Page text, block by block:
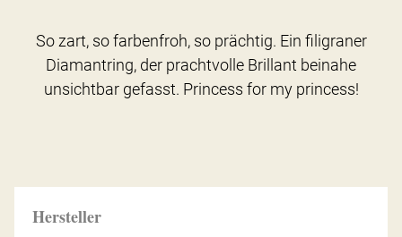
Hersteller
So zart, so farbenfroh, so prächtig. Ein filigraner
Diamantring, der prachtvolle Brillant beinahe
unsichtbar gefasst. Princess for my princess!